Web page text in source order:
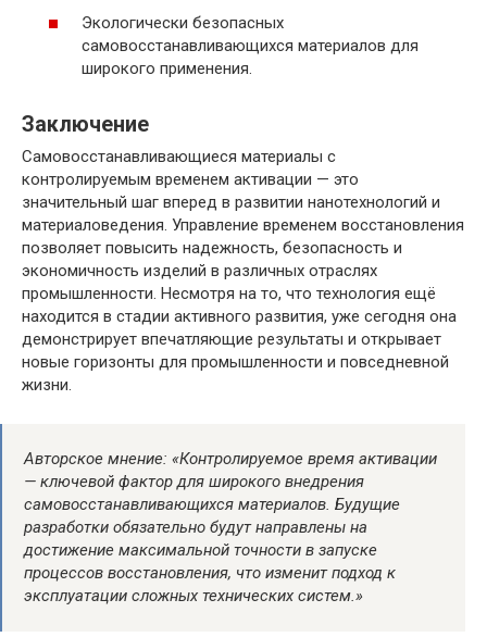
Экологически безопасных
самовосстанавливающихся материалов для
широкого применения.
Заключение
Самовосстанавливающиеся материалы с
контролируемым временем активации — это
значительный шаг вперед в развитии нанотехнологий и
материаловедения. Управление временем восстановления
позволяет повысить надежность, безопасность и
экономичность изделий в различных отраслях
промышленности. Несмотря на то, что технология ещё
находится в стадии активного развития, уже сегодня она
демонстрирует впечатляющие результаты и открывает
новые горизонты для промышленности и повседневной
жизни.
Авторское мнение: «Контролируемое время активации
— ключевой фактор для широкого внедрения
самовосстанавливающихся материалов. Будущие
разработки обязательно будут направлены на
достижение максимальной точности в запуске
процессов восстановления, что изменит подход к
эксплуатации сложных технических систем.»